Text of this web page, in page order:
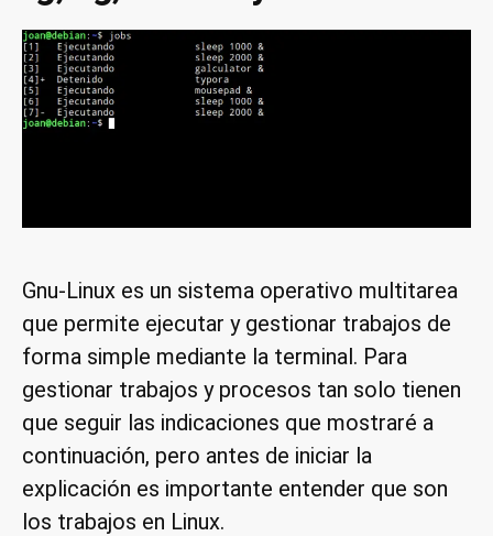
Gnu-Linux es un sistema operativo multitarea
que permite ejecutar y gestionar trabajos de
forma simple mediante la terminal. Para
gestionar trabajos y procesos tan solo tienen
que seguir las indicaciones que mostraré a
continuación, pero antes de iniciar la
explicación es importante entender que son
los trabajos en Linux.